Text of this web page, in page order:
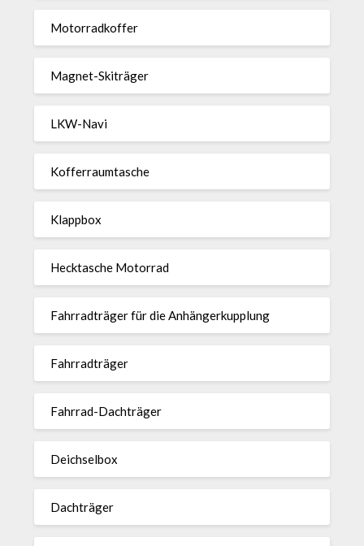
Motor­rad­koffer
Magnet-Ski­träger
LKW-Navi
Kof­fer­raum­ta­sche
Klappbox
Heck­ta­sche Motorrad
Fahr­rad­träger für die Anhän­ger­kup­p­lung
Fahr­rad­träger
Fahrrad-Dach­träger
Deich­selbox
Dach­träger